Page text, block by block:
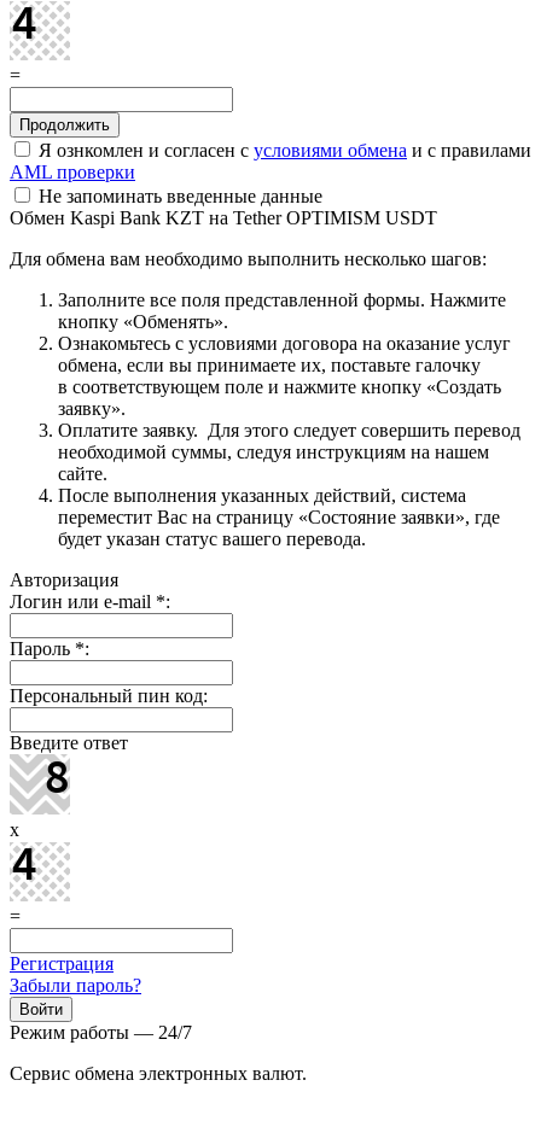
=
Я ознкомлен и согласен с условиями обмена и с правилами
AML проверки
Не запоминать введенные данные
Обмен Kaspi Bank KZT на Tether OPTIMISM USDT
Для обмена вам необходимо выполнить несколько шагов:
Заполните все поля представленной формы. Нажмите
кнопку «Обменять».
Ознакомьтесь с условиями договора на оказание услуг
обмена, если вы принимаете их, поставьте галочку
в соответствующем поле и нажмите кнопку «Создать
заявку».
Оплатите заявку. Для этого следует совершить перевод
необходимой суммы, следуя инструкциям на нашем
сайте.
После выполнения указанных действий, система
переместит Вас на страницу «Состояние заявки», где
будет указан статус вашего перевода.
Авторизация
Логин или e-mail *:
Пароль *:
Персональный пин код:
Введите ответ
x
=
Регистрация
Забыли пароль?
Режим работы — 24/7
Сервис обмена электронных валют.